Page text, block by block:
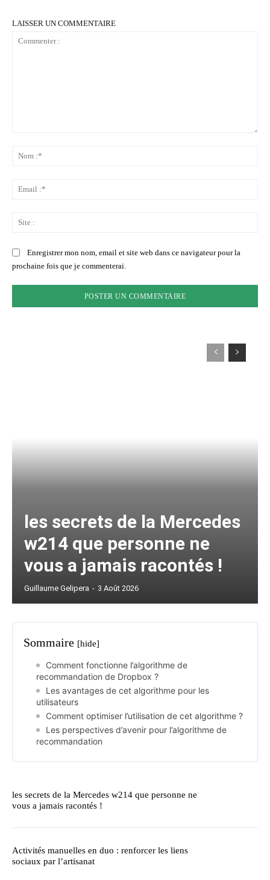
LAISSER UN COMMENTAIRE
Enregistrer mon nom, email et site web dans ce navigateur pour la
prochaine fois que je commenterai.
les secrets de la Mercedes
w214 que personne ne
vous a jamais racontés !
Guillaume Gelipera - 3 Août 2026
Sommaire [hide]
Comment fonctionne l’algorithme de
recommandation de Dropbox ?
Les avantages de cet algorithme pour les
utilisateurs
Comment optimiser l’utilisation de cet algorithme ?
Les perspectives d’avenir pour l’algorithme de
recommandation
les secrets de la Mercedes w214 que personne ne
vous a jamais racontés !
Activités manuelles en duo : renforcer les liens
sociaux par l’artisanat